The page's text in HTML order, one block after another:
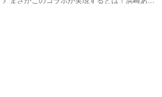
みとavex松浦勝人の思い出話にほっこり